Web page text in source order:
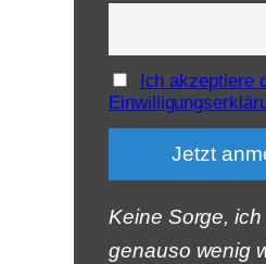
Ich akzeptiere
Keine Sorge,
genauso wenig